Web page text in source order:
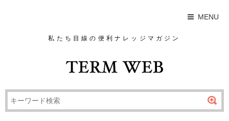
MENU
私たち目線の便利ナレッジマガジン